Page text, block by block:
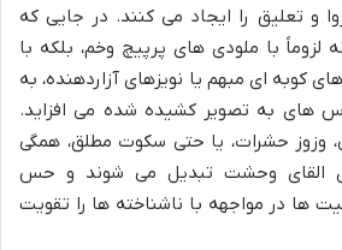
و تعلیق را ایجاد می کنند. در جایی که
لزوماً با ملودی های پرپیچ وخم، بلکه با
کوبه ای مبهم یا نویزهای آزاردهنده، به
های به تصویر کشیده شده می افزاید.
وزوز حشرات، یا حتی سکوت مطلق، همگی
القای وحشت تبدیل می شوند و حس
ها در مواجهه با ناشناخته ها را تقویت